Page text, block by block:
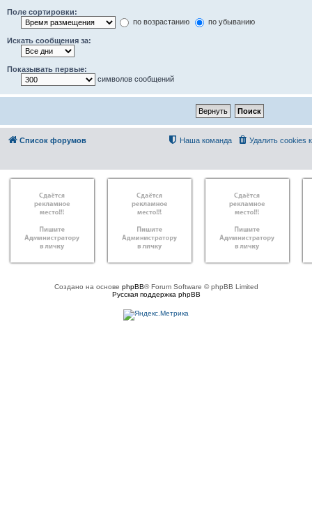
Поле сортировки:
по возрастанию
по убыванию
Искать сообщения за:
Показывать первые:
символов сообщений
Список форумов Удалить cookies
Наша команда
Создано на основе phpBB® Forum Software © phpBB Limited
Русская поддержка phpBB